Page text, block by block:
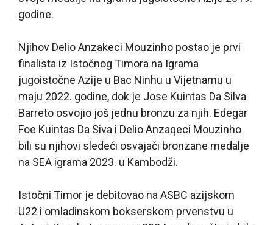
godine.
Njihov Delio Anzakeci Mouzinho postao je prvi
finalista iz Istočnog Timora na Igrama
jugoistočne Azije u Bac Ninhu u Vijetnamu u
maju 2022. godine, dok je Jose Kuintas Da Silva
Barreto osvojio još jednu bronzu za njih. Edegar
Foe Kuintas Da Siva i Delio Anzaqeci Mouzinho
bili su njihovi sledeći osvajači bronzane medalje
na SEA igrama 2023. u Kambodži.
Istočni Timor je debitovao na ASBC azijskom
U22 i omladinskom bokserskom prvenstvu u